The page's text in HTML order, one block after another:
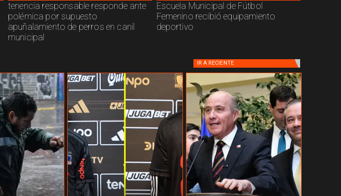
tenencia responsable responde ante
polémica por supuesto
apuñalamiento de perros en canil
municipal
Escuela Municipal de Fútbol
Femenino recibió equipamiento
deportivo
IR A RECIENTE